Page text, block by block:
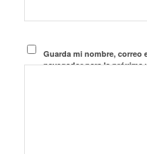
Guarda mi nombre, correo
navegador para la próxima